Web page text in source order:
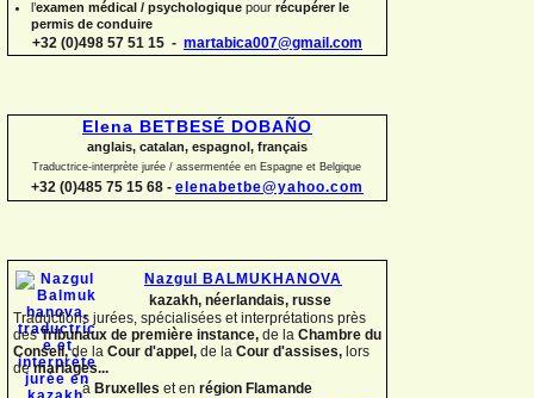
l’examen médical / psychologique pour récupérer le
permis de conduire
+32 (0)498 57 51 15 - martabica007@gmail.com
Elena BETBESÉ DOBAÑO
anglais, catalan, espagnol, français
Traductrice-interprète jurée / assermentée en Espagne et Belgique
+32 (0)485 75 15 68 - elenabetbe@yahoo.com
Nazgul BALMUKHANOVA
kazakh, néerlandais, russe
Traductions jurées, spécialisées et interprétations près
desTribunaux de première instance, de la Chambre du
Conseil,de la Cour d'appel, de la Cour d'assises, lors
demariages...
à Bruxelles et en région Flamande